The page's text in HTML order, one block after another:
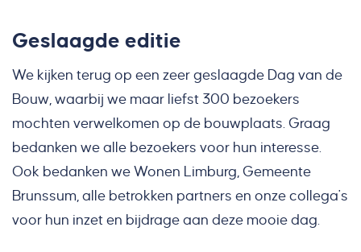
Geslaagde editie
We kijken terug op een zeer geslaagde Dag van de
Bouw, waarbij we maar liefst 300 bezoekers
mochten verwelkomen op de bouwplaats. Graag
bedanken we alle bezoekers voor hun interesse.
Ook bedanken we Wonen Limburg, Gemeente
Brunssum, alle betrokken partners en onze collega's
voor hun inzet en bijdrage aan deze mooie dag.